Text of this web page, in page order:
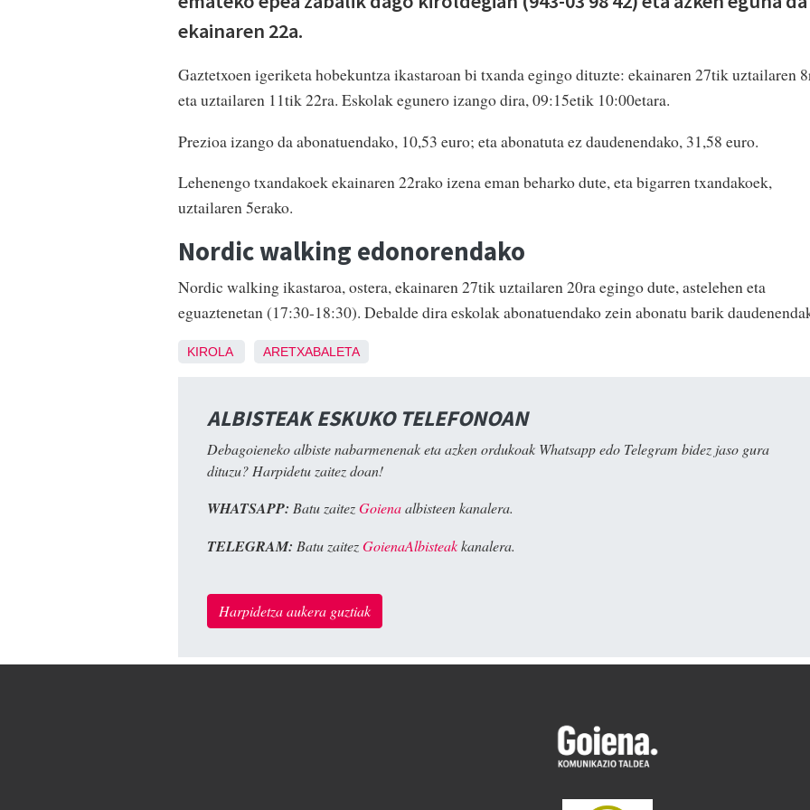
ekainaren 22a.
Gaztetxoen igeriketa hobekuntza ikastaroan bi txanda egingo dituzte: ekainaren 27tik uztailaren
eta uztailaren 11tik 22ra. Eskolak egunero izango dira, 09:15etik 10:00etara.
Prezioa izango da abonatuendako, 10,53 euro; eta abonatuta ez daudenendako, 31,58 euro.
Lehenengo txandakoek ekainaren 22rako izena eman beharko dute, eta bigarren txandakoek,
uztailaren 5erako.
Nordic walking edonorendako
Nordic walking ikastaroa, ostera, ekainaren 27tik uztailaren 20ra egingo dute, astelehen eta
eguaztenetan (17:30-18:30). Debalde dira eskolak abonatuendako zein abonatu barik
KIROLA ARETXABALETA
ALBISTEAK ESKUKO TELEFONOAN
Debagoieneko albiste nabarmenenak eta azken ordukoak Whatsapp edo Telegram bidez jaso gura
dituzu? Harpidetu zaitez doan!
WHATSAPP: Batu zaitezGoienaalbisteen kanalera.
TELEGRAM: Batu zaitezGoienaAlbisteakkanalera.
Harpidetza aukera guztiak